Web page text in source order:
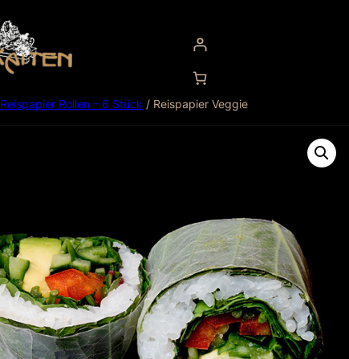
Reispapier Rollen – 6 Stück / Reispapier Veggie